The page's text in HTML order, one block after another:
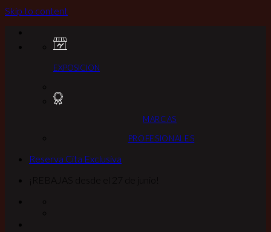
Skip to content
EXPOSICION
MARCAS
PROFESIONALES
Reserva Cita Exclusiva